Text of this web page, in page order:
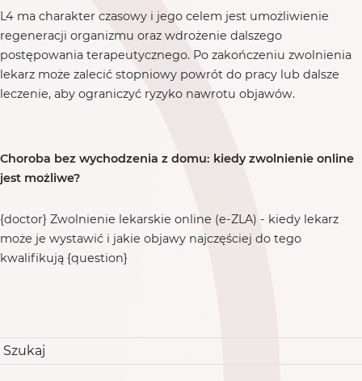
L4 ma charakter czasowy i jego celem jest umożliwienie
regeneracji organizmu oraz wdrożenie dalszego
postępowania terapeutycznego. Po zakończeniu zwolnienia
lekarz może zalecić stopniowy powrót do pracy lub dalsze
leczenie, aby ograniczyć ryzyko nawrotu objawów.
Choroba bez wychodzenia z domu: kiedy zwolnienie online
jest możliwe?
{doctor} Zwolnienie lekarskie online (e-ZLA) - kiedy lekarz
może je wystawić i jakie objawy najczęściej do tego
kwalifikują {question}
Szukaj